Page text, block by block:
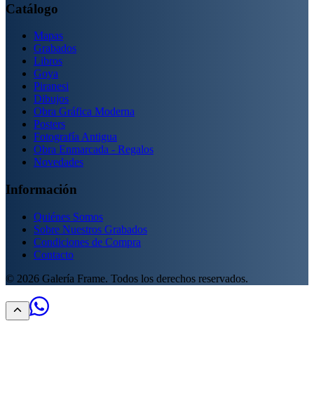
Catálogo
Mapas
Grabados
Libros
Goya
Piranesi
Dibujos
Obra Gráfica Moderna
Posters
Fotografía Antigua
Obra Enmarcada - Regalos
Novedades
Información
Quiénes Somos
Sobre Nuestros Grabados
Condiciones de Compra
Contacto
© 2026 Galería Frame. Todos los derechos reservados.